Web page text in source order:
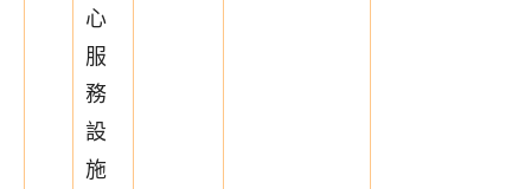
心
服
務
設
施